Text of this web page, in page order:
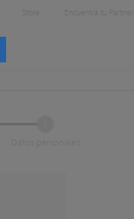
Store Encuentra tu Partner